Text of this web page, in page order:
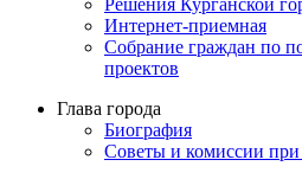
Интернет-приемная
Собрание граждан по
проектов
Глава города
Биография
Советы и комиссии при